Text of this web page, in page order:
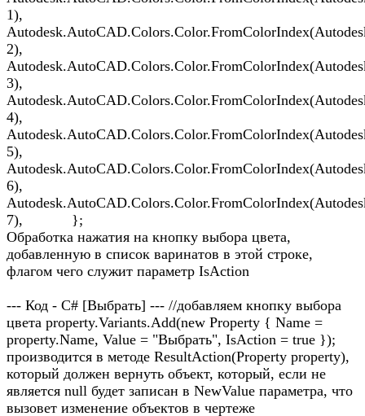
1),
2),
3),
4),
5),
6),
7), };
Обработка нажатия на кнопку выбора цвета,
добавленную в список варинатов в этой строке,
флагом чего служит параметр IsAction
--- Код - C# [Выбрать] --- //добавляем кнопку выбора
цвета property.Variants.Add(new Property { Name =
property.Name, Value = "Выбрать", IsAction = true });
производится в методе ResultAction(Property property),
который должен вернуть объект, который, если не
является null будет записан в NewValue параметра, что
вызовет изменение объектов в чертеже